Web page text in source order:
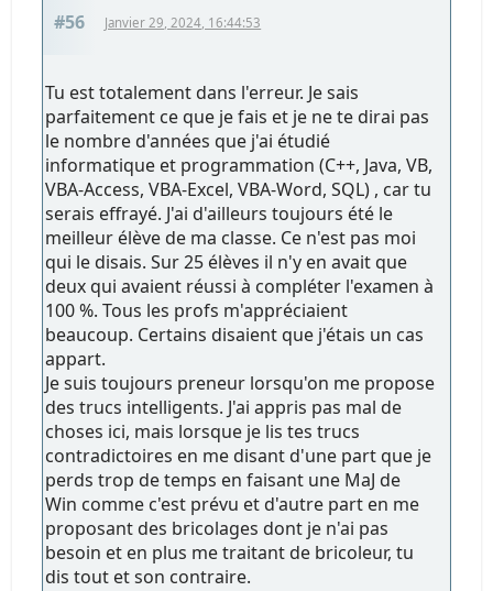
#56 Janvier 29, 2024, 16:44:53
Tu est totalement dans l'erreur. Je sais
parfaitement ce que je fais et je ne te dirai pas
le nombre d'années que j'ai étudié
informatique et programmation (C++, Java, VB,
VBA-Access, VBA-Excel, VBA-Word, SQL) , car tu
serais effrayé. J'ai d'ailleurs toujours été le
meilleur élève de ma classe. Ce n'est pas moi
qui le disais. Sur 25 élèves il n'y en avait que
deux qui avaient réussi à compléter l'examen à
100 %. Tous les profs m'appréciaient
beaucoup. Certains disaient que j'étais un cas
appart.
Je suis toujours preneur lorsqu'on me propose
des trucs intelligents. J'ai appris pas mal de
choses ici, mais lorsque je lis tes trucs
contradictoires en me disant d'une part que je
perds trop de temps en faisant une MaJ de
Win comme c'est prévu et d'autre part en me
proposant des bricolages dont je n'ai pas
besoin et en plus me traitant de bricoleur, tu
dis tout et son contraire.